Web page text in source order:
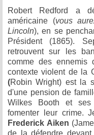
Robert Redford a
américaine (vous
Lincoln), en se
Président (1865).
retrouvent sur les
comme des ennemis
contexte violent de la
(Robin Wright) est la
d'une pension de
Wilkes Booth et
fomenter leur crime.
Frederick Aiken